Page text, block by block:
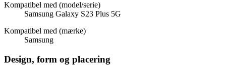
Kompatibel med (model/serie)
Samsung Galaxy S23 Plus 5G
Kompatibel med (mærke)
Samsung
Design, form og placering